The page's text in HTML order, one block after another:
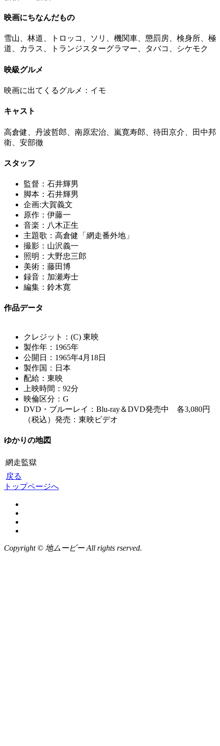
映画にちなんだもの
雪山、林道、トロッコ、ソリ、機関車、懲罰房、検身所、極
道、カラス、トランジスターグラマー、タバコ、シケモク
映級グルメ
映画に出てくるグルメ：イモ
キャスト
高倉健、丹波哲郎、南原宏治、嵐寛寿郎、待田京介、田中邦
衛、安部徹
スタッフ
監督：石井輝男
脚本：石井輝男
企画:大賀義文
原作：伊藤一
音楽：八木正生
主題歌：高倉健「網走番外地」
撮影：山沢義一
照明：大野忠三郎
美術：藤田博
録音：加瀬寿士
編集：鈴木寛
作品データ
クレジット：(C) 東映
製作年：1965年
公開日：1965年4月18日
製作国：日本
配給：東映
上映時間：92分
映倫区分：G
DVD・ブルーレイ：Blu-ray＆DVD発売中 各3,080円
（税込）発売：東映ビデオ
ゆかりの地図
網走監獄
戻る
トップページへ
Copyright © 地ムービー All rights rserved.